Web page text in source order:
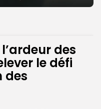
des
le défi
des